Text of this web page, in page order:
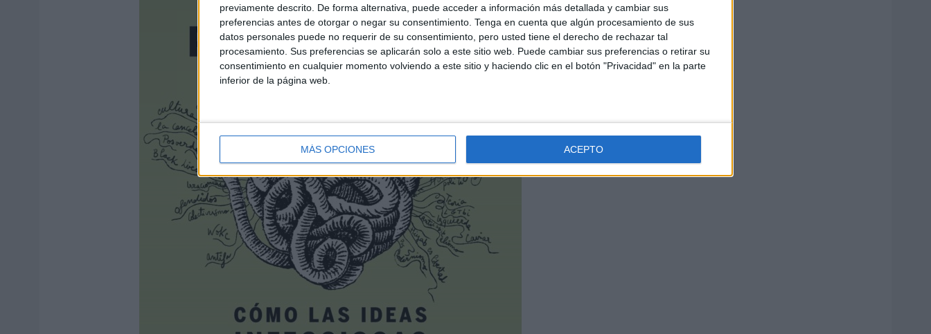
previamente descrito. De forma alternativa, puede acceder a información más detallada y cambiar sus
preferencias antes de otorgar o negar su consentimiento. Tenga en cuenta que algún procesamiento de sus
datos personales puede no requerir de su consentimiento, pero usted tiene el derecho de rechazar tal
procesamiento. Sus preferencias se aplicarán solo a este sitio web. Puede cambiar sus preferencias o retirar su
consentimiento en cualquier momento volviendo a este sitio y haciendo clic en el botón "Privacidad" en la parte
inferior de la página web.
MÁS OPCIONES ACEPTO